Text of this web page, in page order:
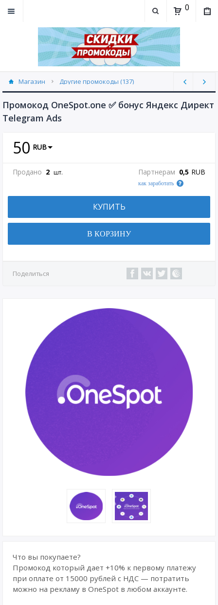
0
Магазин Другие промокоды (137)
Промокод OneSpot.one ✅ бонус Яндекс Директ
Telegram Ads
50 RUB
Продано 2 шт. Партнерам 0,5 RUB
как заработать
КУПИТЬ
В КОРЗИНУ
Поделиться
Что вы покупаете?
Промокод который дает +10% к первому платежу
при оплате от 15000 рублей с НДС — потратить
можно на рекламу в OneSpot в любом аккаунте.